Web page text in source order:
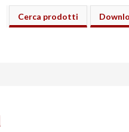
Cerca prodotti